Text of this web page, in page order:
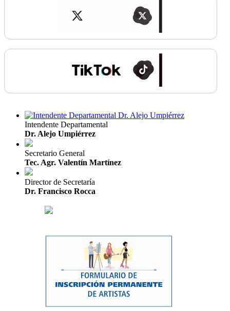
Intendente Departamental
Dr. Alejo Umpiérrez
Secretario General
Tec. Agr. Valentín Martínez
Director de Secretaría
Dr. Francisco Rocca